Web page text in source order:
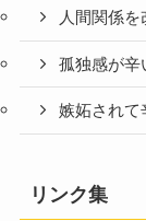
人間関係
孤独感が辛
嫉妬されて
リンク集